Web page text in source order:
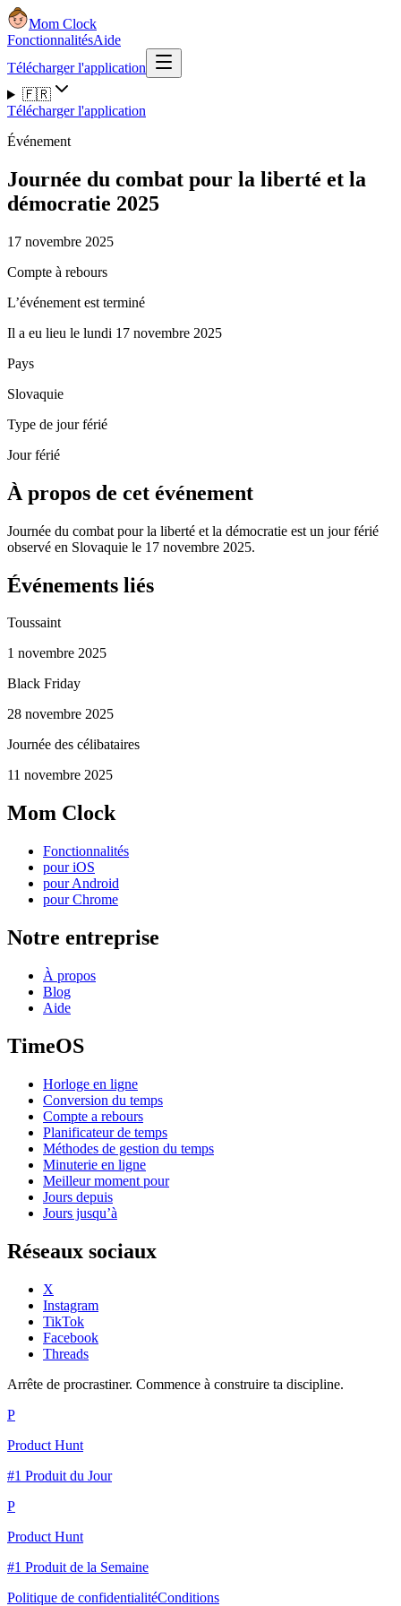
Mom Clock
FonctionnalitésAide
Télécharger l'application
🇫🇷
Télécharger l'application
Événement
Journée du combat pour la liberté et la
démocratie 2025
17 novembre 2025
Compte à rebours
L’événement est terminé
Il a eu lieu le lundi 17 novembre 2025
Pays
Slovaquie
Type de jour férié
Jour férié
À propos de cet événement
Journée du combat pour la liberté et la démocratie est un jour férié
observé en Slovaquie le 17 novembre 2025.
Événements liés
Toussaint
1 novembre 2025
Black Friday
28 novembre 2025
Journée des célibataires
11 novembre 2025
Mom Clock
Fonctionnalités
pour iOS
pour Android
pour Chrome
Notre entreprise
À propos
Blog
Aide
TimeOS
Horloge en ligne
Conversion du temps
Compte a rebours
Planificateur de temps
Méthodes de gestion du temps
Minuterie en ligne
Meilleur moment pour
Jours depuis
Jours jusqu’à
Réseaux sociaux
X
Instagram
TikTok
Facebook
Threads
Arrête de procrastiner. Commence à construire ta discipline.
P
Product Hunt
#1 Produit du Jour
P
Product Hunt
#1 Produit de la Semaine
Politique de confidentialitéConditions